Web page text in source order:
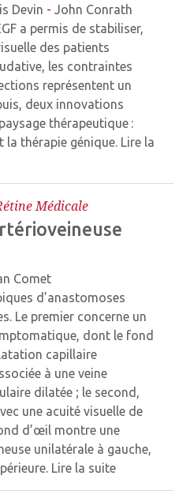
Devin - John Conrath
a permis de stabiliser,
des patients
les contraintes
représentent un
deux innovations
thérapeutique :
la thérapie génique. Lire la
Médicale
Comet
d’anastomoses
Le premier concerne un
dont le fond
capillaire
à une veine
dilatée ; le second,
une acuité visuelle de
d’œil montre une
unilatérale à gauche,
Lire la suite